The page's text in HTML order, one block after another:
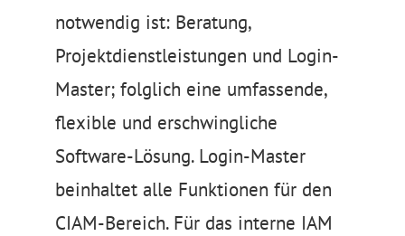
notwendig ist: Beratung,
Projektdienstleistungen und Login-
Master; folglich eine umfassende,
flexible und erschwingliche
Software-Lösung. Login-Master
beinhaltet alle Funktionen für den
CIAM-Bereich. Für das interne IAM